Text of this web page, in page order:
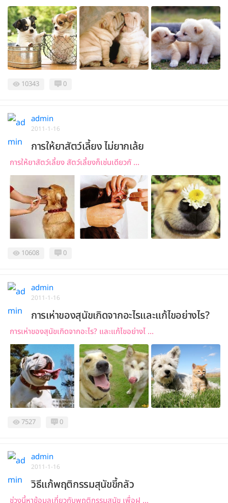
10343 0
admin
2011-1-16
การให้ยาสัตว์เลี้ยง ไม่ยากเล้ย
การให้ยาสัตว์เลี้ยง สัตว์เลี้ยงก็เช่นเดียวกั ...
10608 0
admin
2011-1-16
การเห่าของสุนัขเกิดจากอะไรและแก้ไขอย่างไร?
การเห่าของสุนัขเกิดจากอะไร? และแก้ไขอย่างไ ...
7527 0
admin
2011-1-16
วิธีแก้พฤติกรรมสุนัขขี้กลัว